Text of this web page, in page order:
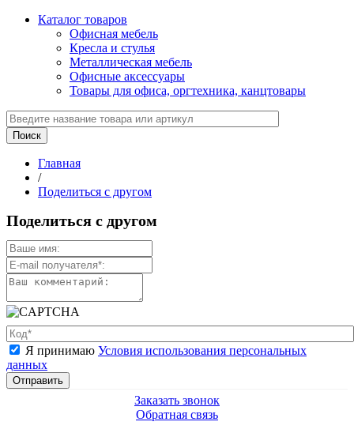
Каталог товаров
Офисная мебель
Кресла и стулья
Металлическая мебель
Офисные аксессуары
Товары для офиса, оргтехника, канцтовары
Главная
/
Поделиться с другом
Поделиться с другом
Я принимаю Условия использования персональных
данных
Заказать звонок
Обратная связь